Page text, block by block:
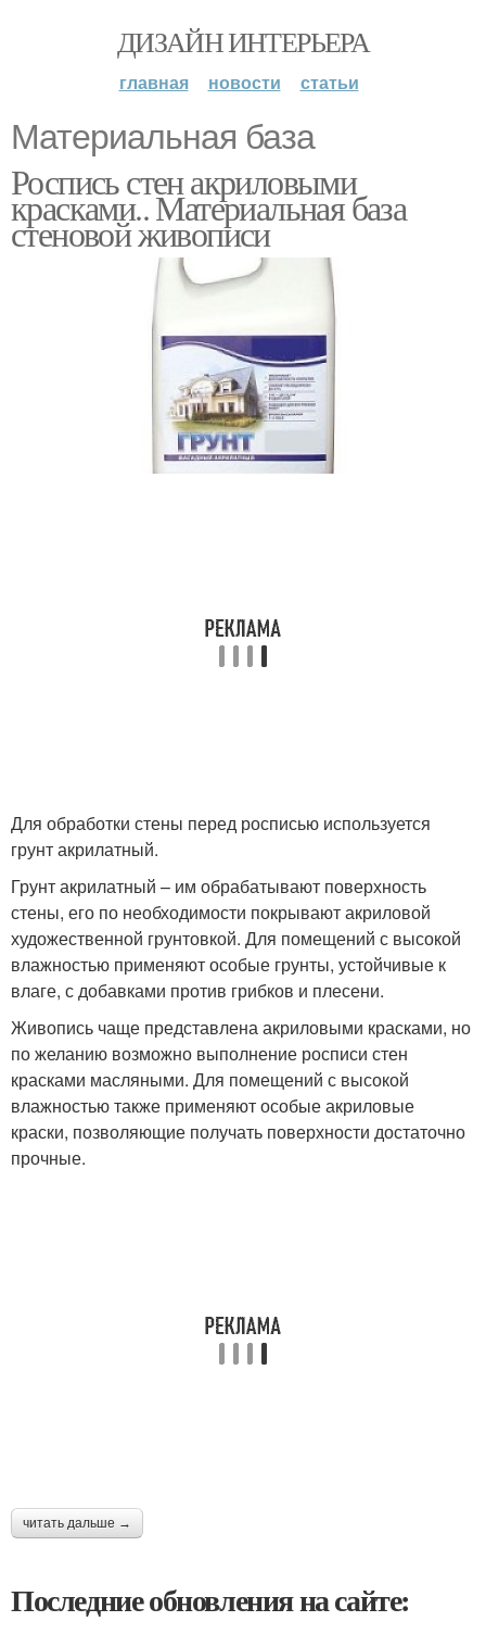
ДИЗАЙН ИНТЕРЬЕРА
главная новости статьи
Материальная база
Роспись стен акриловыми
красками.. Материальная база
стеновой живописи
Для обработки стены перед росписью используется
грунт акрилатный.
Грунт акрилатный – им обрабатывают поверхность
стены, его по необходимости покрывают акриловой
художественной грунтовкой. Для помещений с высокой
влажностью применяют особые грунты, устойчивые к
влаге, с добавками против грибков и плесени.
Живопись чаще представлена акриловыми красками, но
по желанию возможно выполнение росписи стен
красками масляными. Для помещений с высокой
влажностью также применяют особые акриловые
краски, позволяющие получать поверхности достаточно
прочные.
читать дальше →
Последние обновления на сайте: